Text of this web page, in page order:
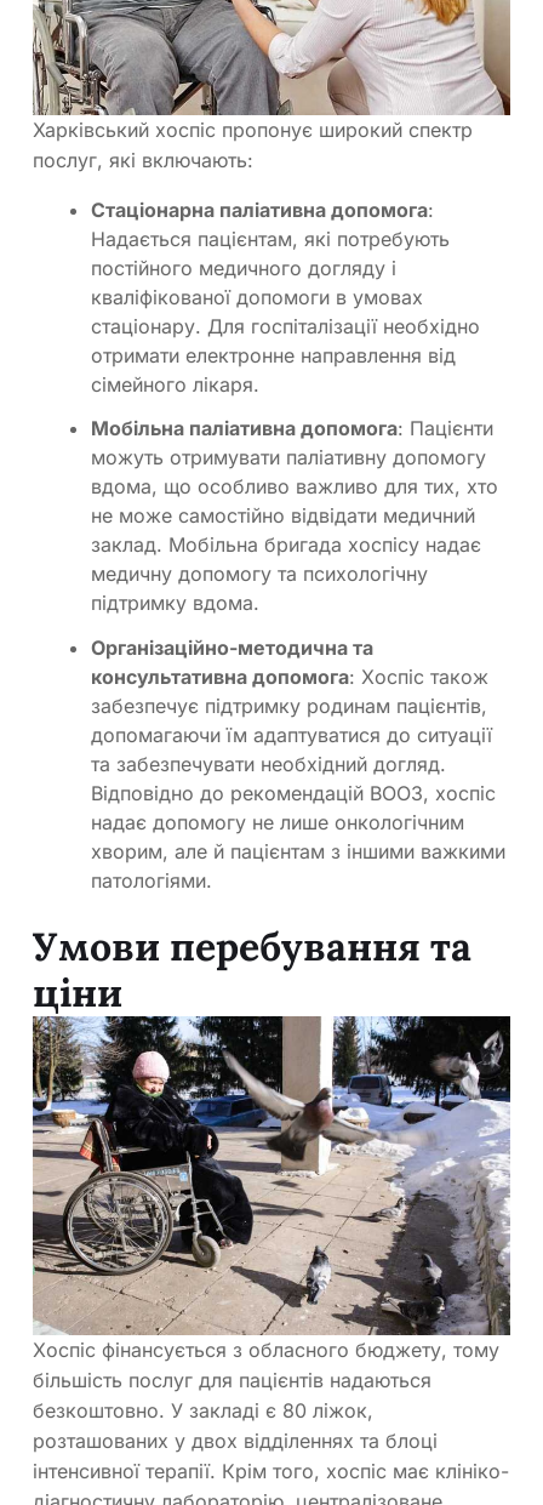
Харківський хоспіс пропонує широкий спектр
послуг, які включають:
Стаціонарна паліативна допомога:
Надається пацієнтам, які потребують
постійного медичного догляду і
кваліфікованої допомоги в умовах
стаціонару. Для госпіталізації необхідно
отримати електронне направлення від
сімейного лікаря.
Мобільна паліативна допомога: Пацієнти
можуть отримувати паліативну допомогу
вдома, що особливо важливо для тих, хто
не може самостійно відвідати медичний
заклад. Мобільна бригада хоспісу надає
медичну допомогу та психологічну
підтримку вдома.
Організаційно-методична та
консультативна допомога: Хоспіс також
забезпечує підтримку родинам пацієнтів,
допомагаючи їм адаптуватися до ситуації
та забезпечувати необхідний догляд.
Відповідно до рекомендацій ВООЗ, хоспіс
надає допомогу не лише онкологічним
хворим, але й пацієнтам з іншими важкими
патологіями.
Умови перебування та
ціни
Хоспіс фінансується з обласного бюджету, тому
більшість послуг для пацієнтів надаються
безкоштовно. У закладі є 80 ліжок,
розташованих у двох відділеннях та блоці
інтенсивної терапії. Крім того, хоспіс має клініко-